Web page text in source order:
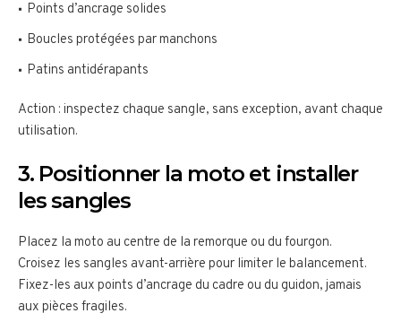
Points d’ancrage solides
Boucles protégées par manchons
Patins antidérapants
Action : inspectez chaque sangle, sans exception, avant chaque
utilisation.
3. Positionner la moto et installer
les sangles
Placez la moto au centre de la remorque ou du fourgon.
Croisez les sangles avant-arrière pour limiter le balancement.
Fixez-les aux points d’ancrage du cadre ou du guidon, jamais
aux pièces fragiles.